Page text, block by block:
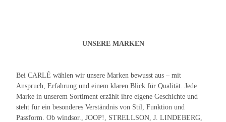
UNSERE MARKEN
Bei CARLÉ wählen wir unsere Marken bewusst aus – mit
Anspruch, Erfahrung und einem klaren Blick für Qualität. Jede
Marke in unserem Sortiment erzählt ihre eigene Geschichte und
steht für ein besonderes Verständnis von Stil, Funktion und
Passform. Ob windsor., JOOP!, STRELLSON, J. LINDEBERG,